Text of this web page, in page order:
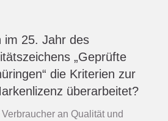
im 25. Jahr des
„Geprüfte
die Kriterien zur
überarbeitet?
an Qualität und